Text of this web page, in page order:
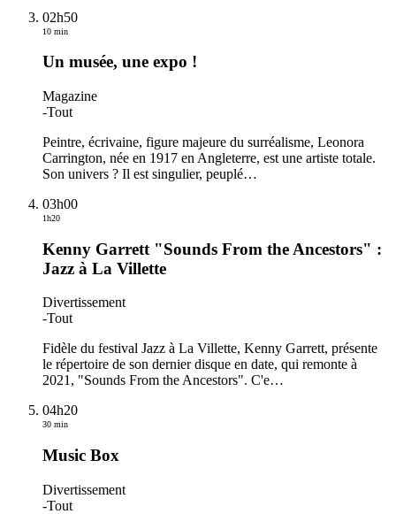
02h50
10 min
Un musée, une expo !
Magazine
-Tout
Peintre, écrivaine, figure majeure du surréalisme, Leonora
Carrington, née en 1917 en Angleterre, est une artiste totale.
Son univers ? Il est singulier, peuplé…
03h00
1h20
Kenny Garrett "Sounds From the Ancestors" :
Jazz à La Villette
Divertissement
-Tout
Fidèle du festival Jazz à La Villette, Kenny Garrett, présente
le répertoire de son dernier disque en date, qui remonte à
2021, "Sounds From the Ancestors". C'e…
04h20
30 min
Music Box
Divertissement
-Tout